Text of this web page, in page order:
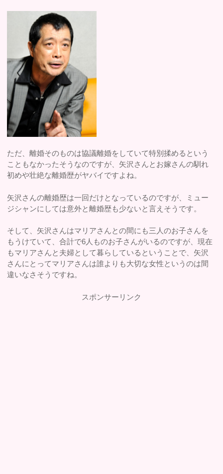
ただ、離婚そのものは協議離婚をしていて特別揉めるという
こともなかったそうなのですが、矢沢さんとお嫁さんの馴れ
初めや壮絶な離婚歴がヤバイですよね。
矢沢さんの離婚歴は一回だけとなっているのですが、ミュー
ジシャンにしては意外と離婚歴も少ないと言えそうです。
そして、矢沢さんはマリアさんとの間にも三人のお子さんを
もうけていて、合計で6人ものお子さんがいるのですが、現在
もマリアさんと夫婦として暮らしているということで、矢沢
さんにとってマリアさんは誰よりも大切な女性というのは間
違いなさそうですね。
スポンサーリンク